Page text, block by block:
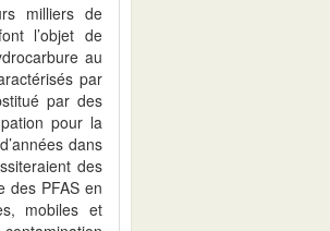
milliers de
l’objet de
au
par
par des
pour la
dans
des
des PFAS en
mobiles et